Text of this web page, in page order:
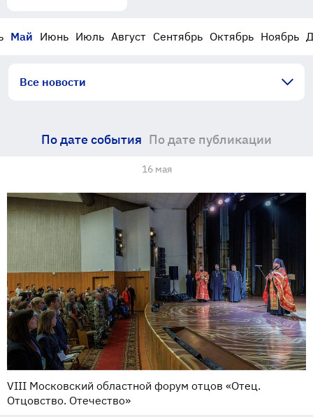
Май Июнь Июль Август Сентябрь Октябрь Ноябрь
Все новости
По дате события По дате публикации
16 мая
VIII Московский областной форум отцов «Отец.
Отцовство. Отечество»